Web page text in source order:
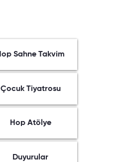
Sahne Takvim
Çocuk Tiyatrosu
Hop Atölye
Duyurular